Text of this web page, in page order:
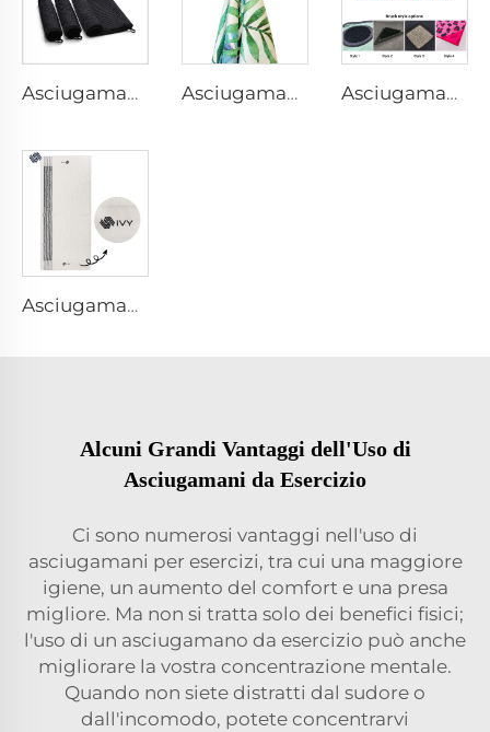
Asciugamano da golf in microfibra Asciugamano magnetico per golf Asciugamano da golf con spazzola
Asciugamano da golf da bagagliaio
Alcuni Grandi Vantaggi dell'Uso di
Asciugamani da Esercizio
Ci sono numerosi vantaggi nell'uso di
asciugamani per esercizi, tra cui una maggiore
igiene, un aumento del comfort e una presa
migliore. Ma non si tratta solo dei benefici fisici;
l'uso di un asciugamano da esercizio può anche
migliorare la vostra concentrazione mentale.
Quando non siete distratti dal sudore o
dall'incomodo, potete concentrarvi